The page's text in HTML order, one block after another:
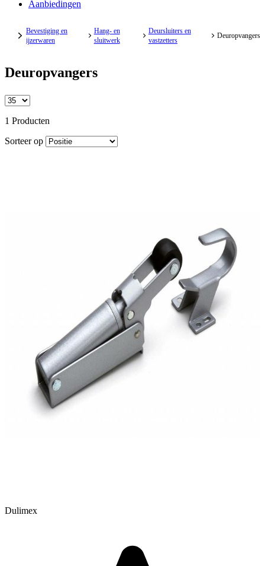
Aanbiedingen
Bevestiging en
ijzerwaren
Hang- en
sluitwerk
Deursluiters en
vastzetters
Deuropvangers
Deuropvangers
1 Producten
Sorteer op
Dulimex